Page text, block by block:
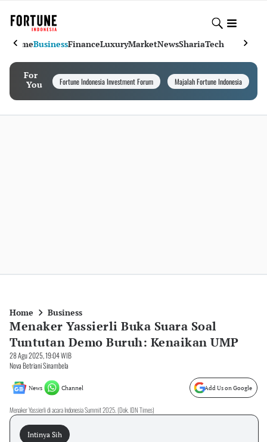
HomeBusinessFinanceLuxuryMarketNewsShariaTech
For
You
Fortune Indonesia Investment Forum Majalah Fortune Indonesia
Home Business
Menaker Yassierli Buka Suara Soal
Tuntutan Demo Buruh: Kenaikan UMP
28 Agu 2025, 19:04 WIB
Nova Betriani Sinambela
News Channel Add Us on Google
Menaker Yassierli di acara Indonesia Summit 2025. (Dok. IDN Times)
Intinya Sih